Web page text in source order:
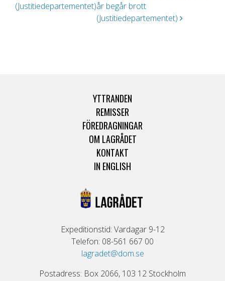
(Justitiedepartementet)år begår brott
(Justitiedepartementet)
YTTRANDEN
REMISSER
FÖREDRAGNINGAR
OM LAGRÅDET
KONTAKT
IN ENGLISH
Expeditionstid: Vardagar 9-12
Telefon: 08-561 667 00
lagradet@dom.se
Postadress: Box 2066, 103 12 Stockholm